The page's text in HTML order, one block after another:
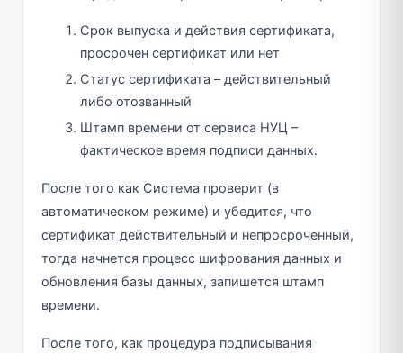
Срок выпуска и действия сертификата,
просрочен сертификат или нет
Статус сертификата – действительный
либо отозванный
Штамп времени от сервиса НУЦ –
фактическое время подписи данных.
После того как Система проверит (в
автоматическом режиме) и убедится, что
сертификат действительный и непросроченный,
тогда начнется процесс шифрования данных и
обновления базы данных, запишется штамп
времени.
После того, как процедура подписывания